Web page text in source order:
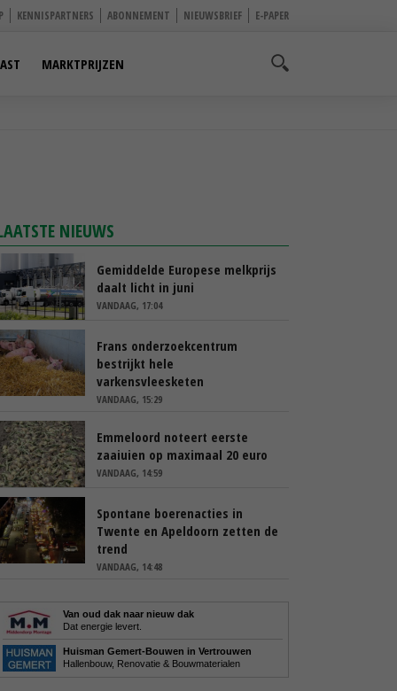
KENNISPARTNERS ABONNEMENT NIEUWSBRIEF E-PAPER
MARKTPRIJZEN
NIEUWS
Gemiddelde Europese melkprijs
daalt licht in juni
VANDAAG, 17:04
Frans onderzoekcentrum
bestrijkt hele
varkensvleesketen
VANDAAG, 15:29
Emmeloord noteert eerste
zaaiuien op maximaal 20 euro
VANDAAG, 14:59
Spontane boerenacties in
Twente en Apeldoorn zetten de
trend
VANDAAG, 14:48
Van oud dak naar nieuw dak
Dat energie levert.
Huisman Gemert-Bouwen in Vertrouwen
Hallenbouw, Renovatie & Bouwmaterialen